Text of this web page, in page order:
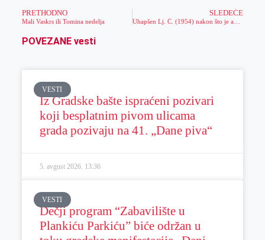
PRETHODNO
Mali Vaskrs ili Tomina nedelja
SLEDEĆE
POVEZANE vesti
VESTI
Iz Gradske bašte ispraćeni pozivari
koji besplatnim pivom ulicama
grada pozivaju na 41. „Dane piva“
5. avgust 2026. 13:36
VESTI
Dečji program “Zabavilište u
Plankiću Parkiću” biće održan u